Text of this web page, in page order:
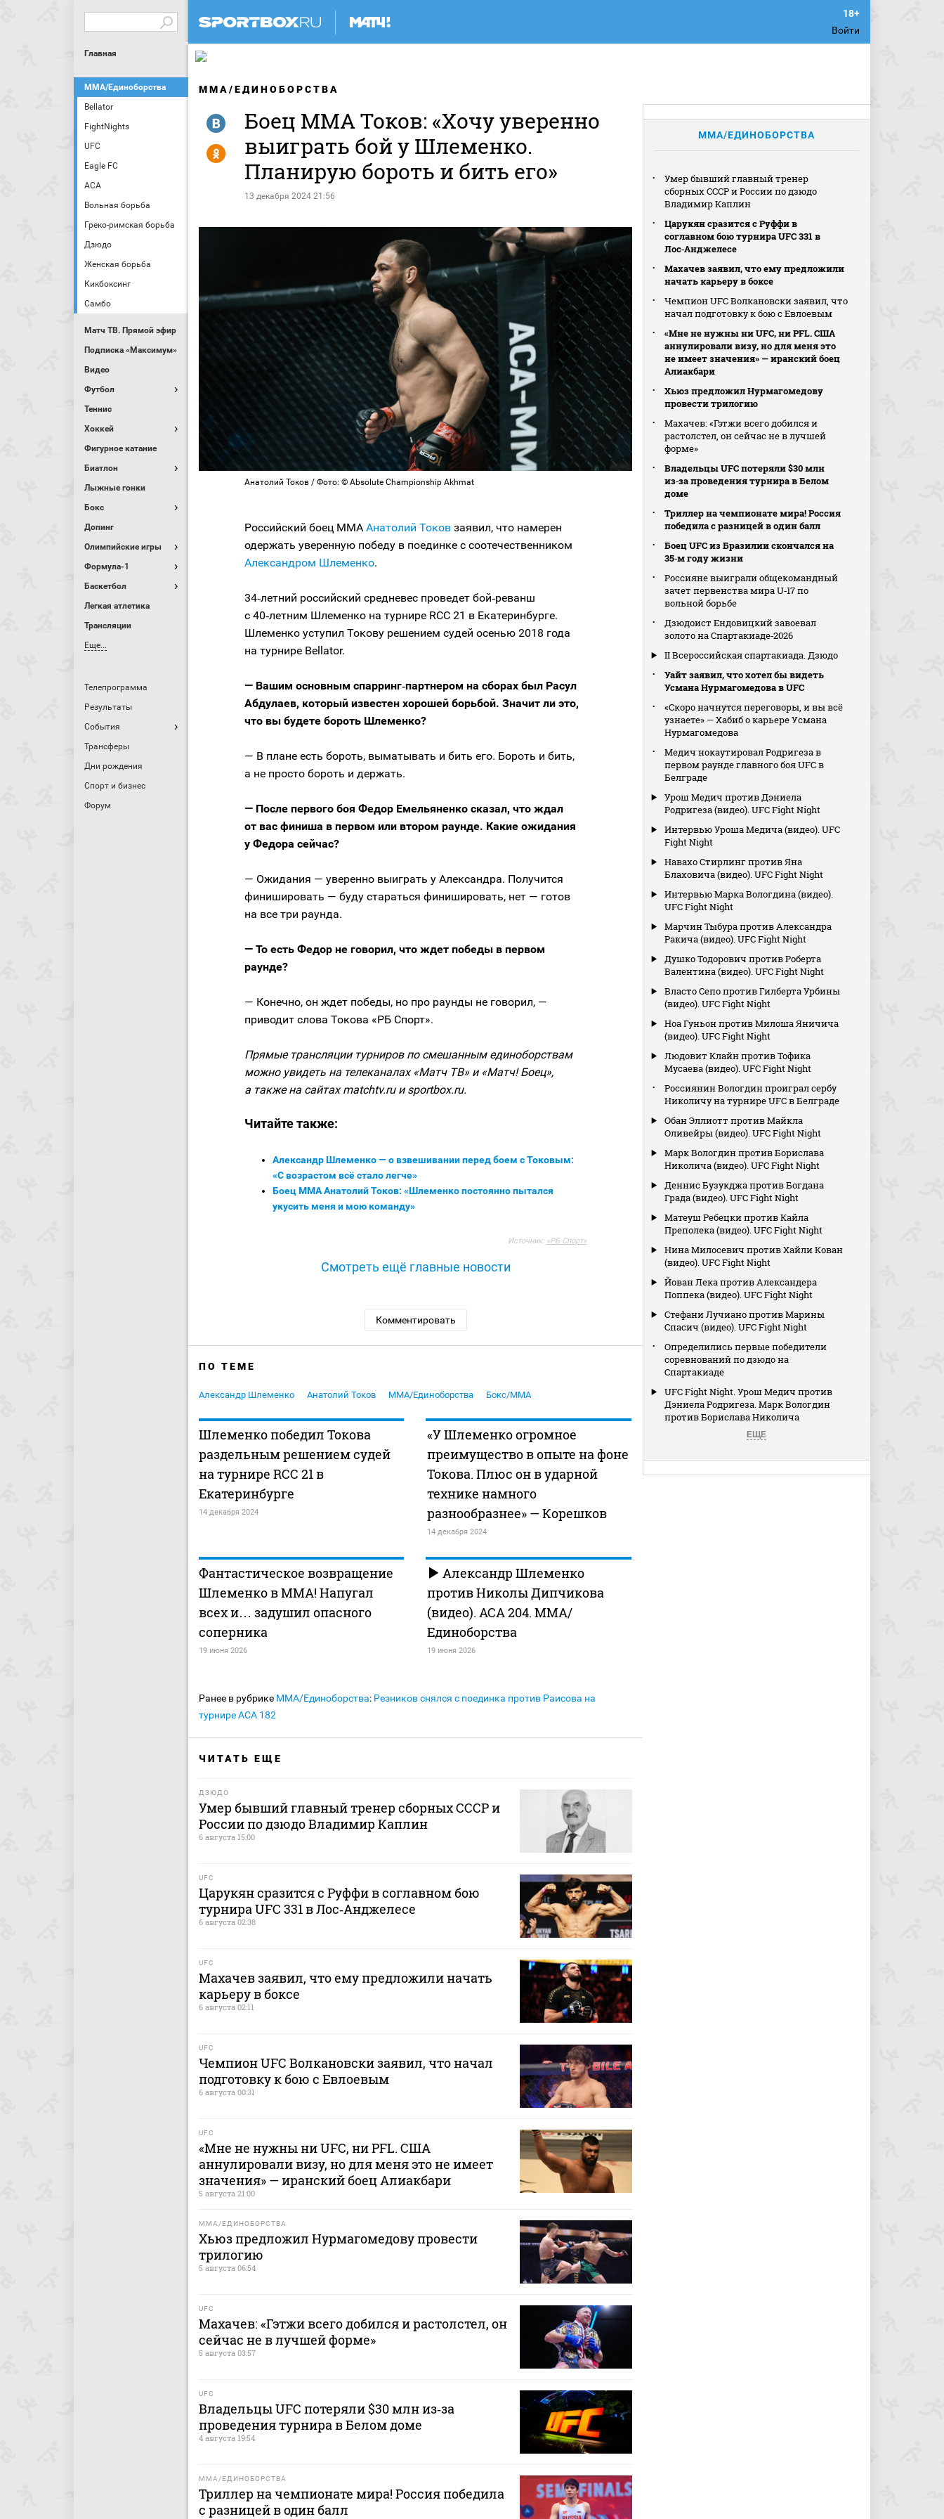
Войти
Главная
MMA/Единоборства
Bellator
FightNights
UFC
Eagle FC
АСА
Вольная борьба
Греко-римская борьба
Дзюдо
Женская борьба
Кикбоксинг
Самбо
Матч ТВ. Прямой эфир
Подписка «Максимум»
Видео
Футбол
Теннис
Хоккей
Фигурное катание
Биатлон
Лыжные гонки
Бокс
Допинг
Олимпийские игры
Формула-1
Баскетбол
Легкая атлетика
Трансляции
Еще...
Телепрограмма
Результаты
События
Трансферы
Дни рождения
Спорт и бизнес
Форум
MMA/ЕДИНОБОРСТВА
Боец MMA Токов: «Хочу уверенно
выиграть бой у Шлеменко.
Планирую бороть и бить его»
13 декабря 2024 21:56
R
Y
Анатолий Токов / Фото: © Absolute Championship Akhmat
Российский боец MMA Анатолий Токов заявил, что намерен
одержать уверенную победу в поединке с соотечественником
Александром Шлеменко.
34‑летний российский средневес проведет бой‑реванш
с 40‑летним Шлеменко на турнире RCC 21 в Екатеринбурге.
Шлеменко уступил Токову решением судей осенью 2018 года
на турнире Bellator.
— Вашим основным спарринг‑партнером на сборах был Расул
Абдулаев, который известен хорошей борьбой. Значит ли это,
что вы будете бороть Шлеменко?
— В плане есть бороть, выматывать и бить его. Бороть и бить,
а не просто бороть и держать.
— После первого боя Федор Емельяненко сказал, что ждал
от вас финиша в первом или втором раунде. Какие ожидания
у Федора сейчас?
— Ожидания — уверенно выиграть у Александра. Получится
финишировать — буду стараться финишировать, нет — готов
на все три раунда.
— То есть Федор не говорил, что ждет победы в первом
раунде?
— Конечно, он ждет победы, но про раунды не говорил, —
приводит слова Токова «РБ Спорт».
Прямые трансляции турниров по смешанным единоборствам
можно увидеть на телеканалах «Матч ТВ» и «Матч! Боец»,
а также на сайтах matchtv.ru и sportbox.ru.
Читайте также:
Александр Шлеменко — о взвешивании перед боем с Токовым:
«С возрастом всё стало легче»
Боец ММА Анатолий Токов: «Шлеменко постоянно пытался
укусить меня и мою команду»
Источник: «РБ Спорт»
Смотреть ещё главные новости
Комментировать
ПО ТЕМЕ
Александр Шлеменко Анатолий Токов MMA/Единоборства Бокс/MMA
Шлеменко победил Токова
раздельным решением судей
на турнире RCC 21 в
Екатеринбурге
14 декабря 2024
«У Шлеменко огромное
преимущество в опыте на фоне
Токова. Плюс он в ударной
технике намного
разнообразнее» — Корешков
14 декабря 2024
Фантастическое возвращение
Шлеменко в ММА! Напугал
всех и… задушил опасного
соперника
19 июня 2026
Александр Шлеменко
против Николы Дипчикова
(видео). ACA 204. MMA/
Единоборства
19 июня 2026
Ранее в рубрике MMA/Единоборства: Резников снялся с поединка против Раисова на
турнире АСА 182
ЧИТАТЬ ЕЩЕ
ДЗЮДО
Умер бывший главный тренер сборных СССР и
России по дзюдо Владимир Каплин
6 августа 15:00
UFC
Царукян сразится с Руффи в соглавном бою
турнира UFC 331 в Лос‑Анджелесе
6 августа 02:38
UFC
Махачев заявил, что ему предложили начать
карьеру в боксе
6 августа 02:11
UFC
Чемпион UFC Волкановски заявил, что начал
подготовку к бою с Евлоевым
6 августа 00:31
UFC
«Мне не нужны ни UFC, ни PFL. США
аннулировали визу, но для меня это не имеет
значения» — иранский боец Алиакбари
5 августа 21:00
MMA/ЕДИНОБОРСТВА
Хьюз предложил Нурмагомедову провести
трилогию
5 августа 06:54
UFC
Махачев: «Гэтжи всего добился и растолстел, он
сейчас не в лучшей форме»
5 августа 03:57
UFC
Владельцы UFC потеряли $30 млн из‑за
проведения турнира в Белом доме
4 августа 19:54
MMA/ЕДИНОБОРСТВА
Триллер на чемпионате мира! Россия победила
с разницей в один балл
MMA/ЕДИНОБОРСТВА
Умер бывший главный тренер
сборных СССР и России по дзюдо
Владимир Каплин
Царукян сразится с Руффи в
соглавном бою турнира UFC 331 в
Лос‑Анджелесе
Махачев заявил, что ему предложили
начать карьеру в боксе
Чемпион UFC Волкановски заявил, что
начал подготовку к бою с Евлоевым
«Мне не нужны ни UFC, ни PFL. США
аннулировали визу, но для меня это
не имеет значения» — иранский боец
Алиакбари
Хьюз предложил Нурмагомедову
провести трилогию
Махачев: «Гэтжи всего добился и
растолстел, он сейчас не в лучшей
форме»
Владельцы UFC потеряли $30 млн
из‑за проведения турнира в Белом
доме
Триллер на чемпионате мира! Россия
победила с разницей в один балл
Боец UFC из Бразилии скончался на
35‑м году жизни
Россияне выиграли общекомандный
зачет первенства мира U‑17 по
вольной борьбе
Дзюдоист Ендовицкий завоевал
золото на Спартакиаде‑2026
II Всероссийская спартакиада. Дзюдо
Уайт заявил, что хотел бы видеть
Усмана Нурмагомедова в UFC
«Скоро начнутся переговоры, и вы всё
узнаете» — Хабиб о карьере Усмана
Нурмагомедова
Медич нокаутировал Родригеза в
первом раунде главного боя UFC в
Белграде
Урош Медич против Дэниела
Родригеза (видео). UFC Fight Night
Интервью Уроша Медича (видео). UFC
Fight Night
Навахо Стирлинг против Яна
Блаховича (видео). UFC Fight Night
Интервью Марка Вологдина (видео).
UFC Fight Night
Марчин Тыбура против Александра
Ракича (видео). UFC Fight Night
Душко Тодорович против Роберта
Валентина (видео). UFC Fight Night
Власто Сепо против Гилберта Урбины
(видео). UFC Fight Night
Ноа Гуньон против Милоша Яничича
(видео). UFC Fight Night
Людовит Клайн против Тофика
Мусаева (видео). UFC Fight Night
Россиянин Вологдин проиграл сербу
Николичу на турнире UFC в Белграде
Обан Эллиотт против Майкла
Оливейры (видео). UFC Fight Night
Марк Вологдин против Борислава
Николича (видео). UFC Fight Night
Деннис Бузукджа против Богдана
Града (видео). UFC Fight Night
Матеуш Ребецки против Кайла
Преполека (видео). UFC Fight Night
Нина Милосевич против Хайли Кован
(видео). UFC Fight Night
Йован Лека против Александера
Поппека (видео). UFC Fight Night
Стефани Лучиано против Марины
Спасич (видео). UFC Fight Night
Определились первые победители
соревнований по дзюдо на
Спартакиаде
UFC Fight Night. Урош Медич против
Дэниела Родригеза. Марк Вологдин
против Борислава Николича
ЕЩЕ